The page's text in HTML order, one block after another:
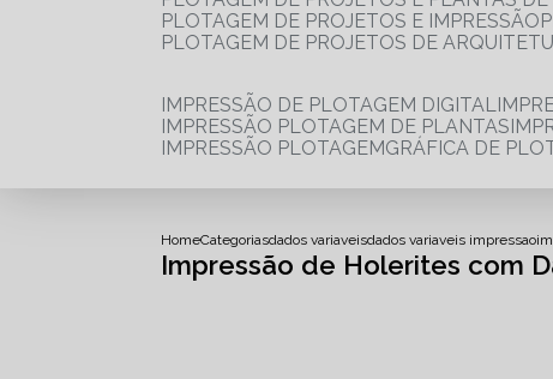
PLOTAGEM DE PROJETOS E IMPRESSÃO
PLOTAGEM DE PROJETOS DE
IMPRESSÃO DE PLOTAGEM DIGITAL
IMPRESSÃO PLOTAGEM DE PLANTAS
IMPRESSÃO PLOTAGEM
GRÁFICA DE
HomeCategoriasdados variaveisdados variaveis impressao
Impressão de Holerites com